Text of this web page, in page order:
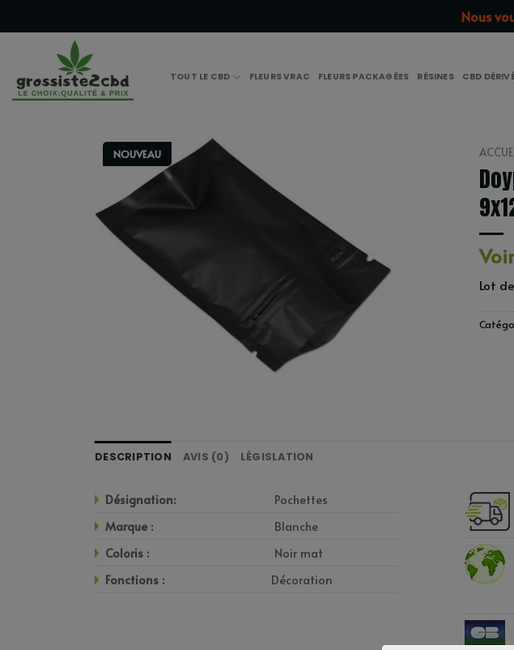
au
Nous
TOUT LE CBD FLEURS VRAC FLEURS PACKAGÉES RÉSINES CBD
NOUVEAU
Lot
DESCRIPTION AVIS (0) LÉGISLATION
Désignation:
Pochettes
Marque :
Blanche
Coloris :
Noir mat
Fonctions :
Décoration